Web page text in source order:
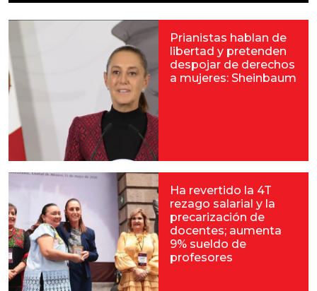
Prianistas hablan de
libertad y pretenden
despojar de derechos
a mujeres: Sheinbaum
Ha revertido la 4T
rezago salarial y la
precarización de
docentes; aumenta
9% sueldo de
profesores